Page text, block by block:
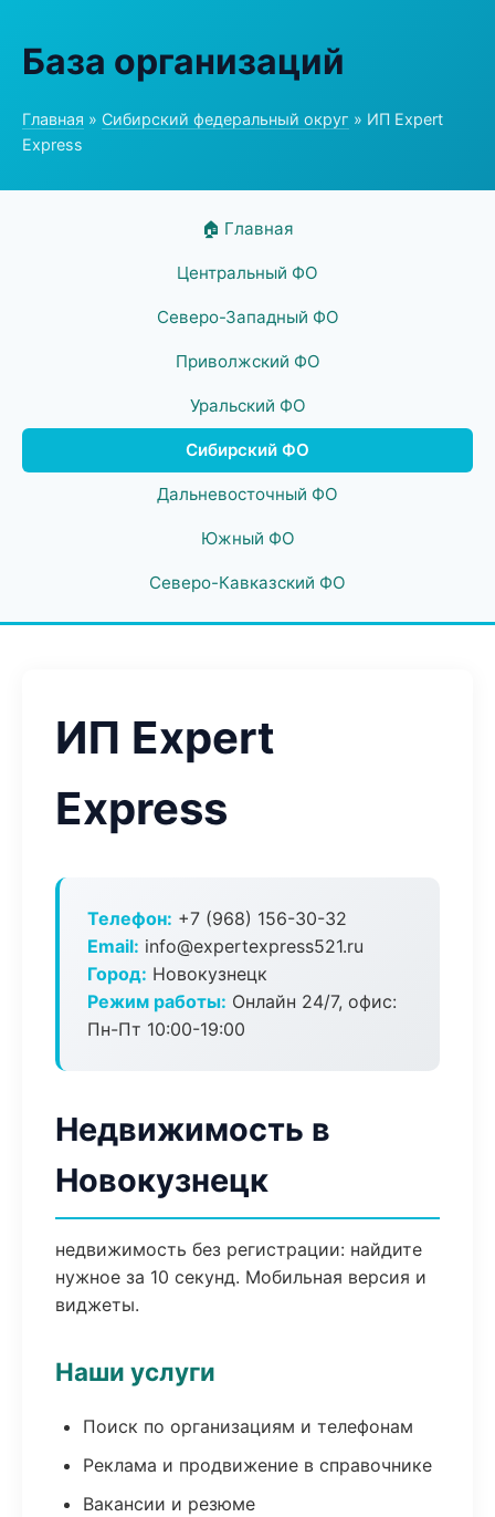
База организаций
Главная » Сибирский федеральный округ » ИП Expert
Express
🏠 Главная
Центральный ФО
Северо-Западный ФО
Приволжский ФО
Уральский ФО
Сибирский ФО
Дальневосточный ФО
Южный ФО
Северо-Кавказский ФО
ИП Expert
Express
Телефон: +7 (968) 156-30-32
Email: info@expertexpress521.ru
Город: Новокузнецк
Режим работы: Онлайн 24/7, офис:
Пн-Пт 10:00-19:00
Недвижимость в
Новокузнецк
недвижимость без регистрации: найдите
нужное за 10 секунд. Мобильная версия и
виджеты.
Наши услуги
Поиск по организациям и телефонам
Реклама и продвижение в справочнике
Вакансии и резюме